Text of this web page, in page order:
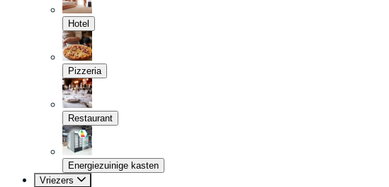
Hotel
Pizzeria
Restaurant
Energiezuinige kasten
Vriezers